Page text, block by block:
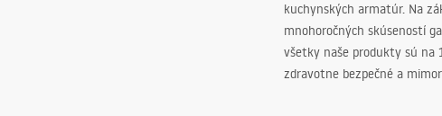
kuchynských armatúr. Na
mnohoročných skúseností
všetky naše produkty sú na
zdravotne bezpečné a